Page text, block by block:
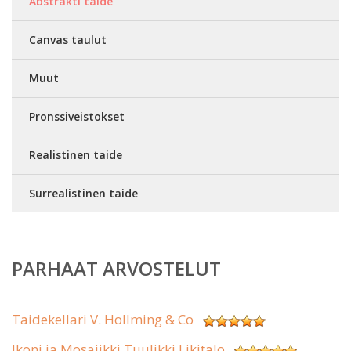
Canvas taulut
Muut
Pronssiveistokset
Realistinen taide
Surrealistinen taide
PARHAAT ARVOSTELUT
Taidekellari V. Hollming & Co